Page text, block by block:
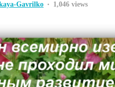
Gavrilko 1,046 views